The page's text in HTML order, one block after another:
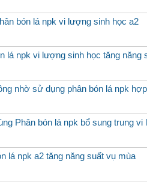
bón lá npk vi lượng sinh học a2
lá npk vi lượng sinh học tăng năng
nhờ sử dụng phân bón lá npk
Phân bón lá npk bổ sung trung vi
lá npk a2 tăng năng suất vụ mùa